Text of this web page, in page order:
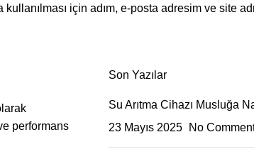
kullanılması için adım, e-posta adresim ve site
performans
Son Yazılar
Su Arıtma Cihazı Musluğa
23 Mayıs 2025
No